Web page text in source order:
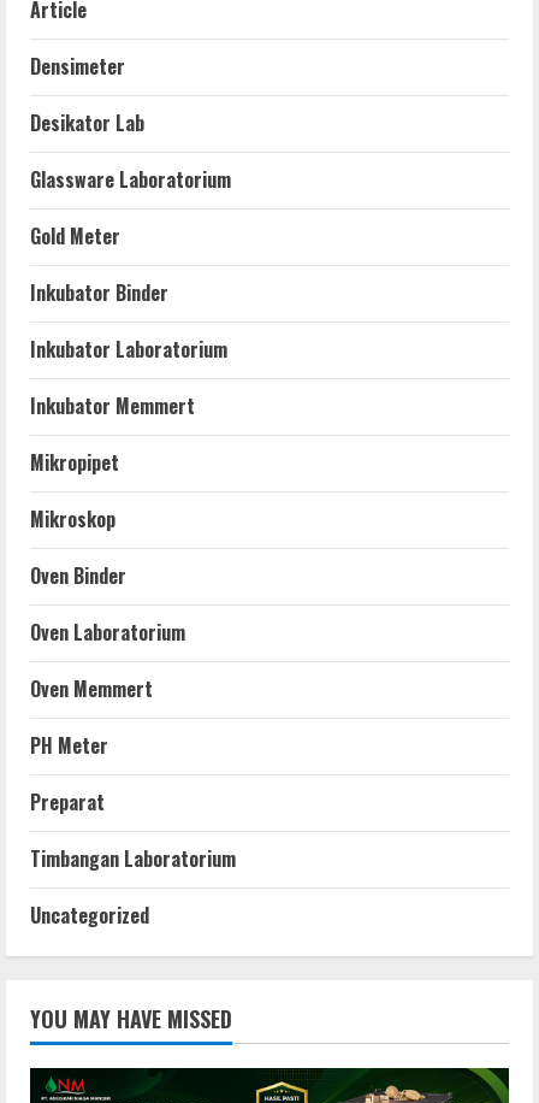
Article
Densimeter
Desikator Lab
Glassware Laboratorium
Gold Meter
Inkubator Binder
Inkubator Laboratorium
Inkubator Memmert
Mikropipet
Mikroskop
Oven Binder
Oven Laboratorium
Oven Memmert
PH Meter
Preparat
Timbangan Laboratorium
Uncategorized
YOU MAY HAVE MISSED